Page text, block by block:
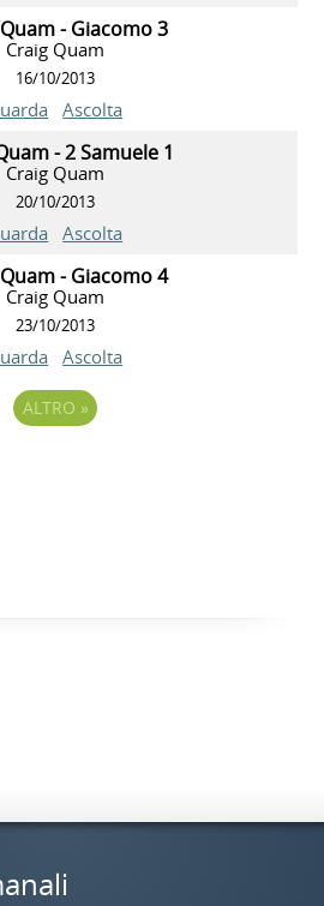
- Giacomo 3
Craig Quam
16/10/2013
Ascolta
- 2 Samuele 1
Craig Quam
20/10/2013
Ascolta
- Giacomo 4
Craig Quam
23/10/2013
Ascolta
ALTRO »